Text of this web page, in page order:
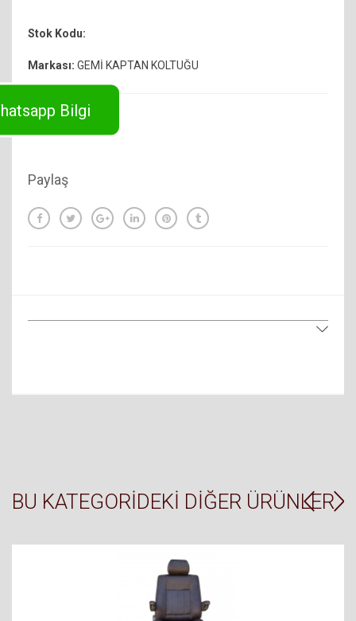
Stok Kodu:
Markası: GEMİ KAPTAN KOLTUĞU
Bilgi
Paylaş
BU KATEGORIDEKI DIĞER ÜRÜNLER